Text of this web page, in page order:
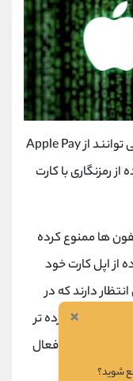
ازApple Pay
رمزنگاری با کارت
‌ها ممنوع کرده
از اپل کارت خود
دارند که در
چین به طور گسترده ‌تر
از شرکت های فعال
×
شوید؟